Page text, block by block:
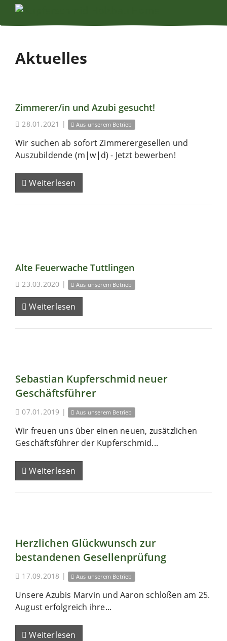
Aktuelles
Zimmerer/in und Azubi gesucht!
28.01.2021 | Aus unserem Betrieb
Wir suchen ab sofort Zimmerergesellen und
Auszubildende (m|w|d) - Jetzt bewerben!
Weiterlesen
Alte Feuerwache Tuttlingen
23.03.2020 | Aus unserem Betrieb
Weiterlesen
Sebastian Kupferschmid neuer
Geschäftsführer
07.01.2019 | Aus unserem Betrieb
Wir freuen uns über einen neuen, zusätzlichen
Geschäftsführer der Kupferschmid...
Weiterlesen
Herzlichen Glückwunsch zur
bestandenen Gesellenprüfung
17.09.2018 | Aus unserem Betrieb
Unsere Azubis Marvin und Aaron schloßen am 25.
August erfolgreich ihre...
Weiterlesen